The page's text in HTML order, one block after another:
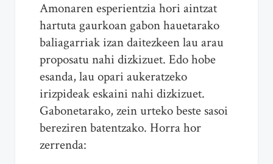
Amonaren esperientzia hori aintzat
hartuta gaurkoan gabon hauetarako
baliagarriak izan daitezkeen lau arau
proposatu nahi dizkizuet. Edo hobe
esanda, lau opari aukeratzeko
irizpideak eskaini nahi dizkizuet.
Gabonetarako, zein urteko beste sasoi
bereziren batentzako. Horra hor
zerrenda: